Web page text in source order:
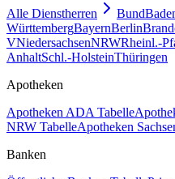
Alle Dienstherren Bund
WürttembergBayernBerlin
VNiedersachsenNRWRheinl.-
AnhaltSchl.-HolsteinThüringen
Apotheken
Apotheken ADA Tabelle
NRW TabelleApotheken
Banken